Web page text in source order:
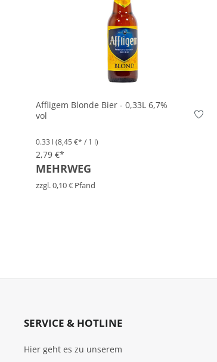
Affligem Blonde Bier - 0,33L 6,7%
vol
0.33 l (8,45 €* / 1 l)
2,79 €*
MEHRWEG
zzgl. 0,10 € Pfand
In den Korb
SERVICE & HOTLINE
Hier geht es zu unserem